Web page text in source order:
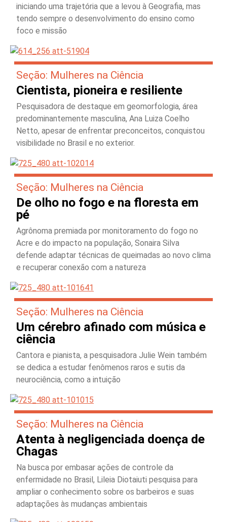
iniciando uma trajetória que a levou à Geografia, mas
tendo sempre o desenvolvimento do ensino como
foco e missão
Seção: Mulheres na Ciência
Cientista, pioneira e resiliente
Pesquisadora de destaque em geomorfologia, área
predominantemente masculina, Ana Luiza Coelho
Netto, apesar de enfrentar preconceitos, conquistou
visibilidade no Brasil e no exterior.
Seção: Mulheres na Ciência
De olho no fogo e na floresta em
pé
Agrônoma premiada por monitoramento do fogo no
Acre e do impacto na população, Sonaira Silva
defende adaptar técnicas de queimadas ao novo clima
e recuperar conexão com a natureza
Seção: Mulheres na Ciência
Um cérebro afinado com música e
ciência
Cantora e pianista, a pesquisadora Julie Wein também
se dedica a estudar fenômenos raros e sutis da
neurociência, como a intuição
Seção: Mulheres na Ciência
Atenta à negligenciada doença de
Chagas
Na busca por embasar ações de controle da
enfermidade no Brasil, Lileia Diotaiuti pesquisa para
ampliar o conhecimento sobre os barbeiros e suas
adaptações às mudanças ambientais